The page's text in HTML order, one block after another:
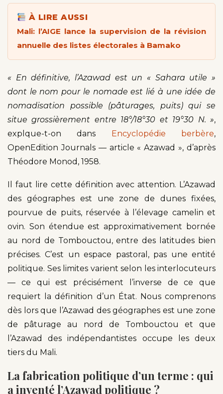
À LIRE AUSSI
Mali: l’AIGE lance la supervision de la révision
annuelle des listes électorales à Bamako
« En définitive, l’Azawad est un « Sahara utile »
dont le nom pour le nomade est lié à une idée de
nomadisation possible (pâturages, puits) qui se
situe grossièrement entre 18°/18°30 et 19°30 N. »,
explque-t-on dans Encyclopédie berbère,
OpenEdition Journals — article « Azawad », d’après
Théodore Monod, 1958.
Il faut lire cette définition avec attention. L’Azawad
des géographes est une zone de dunes fixées,
pourvue de puits, réservée à l’élevage camelin et
ovin. Son étendue est approximativement bornée
au nord de Tombouctou, entre des latitudes bien
précises. C’est un espace pastoral, pas une entité
politique. Ses limites varient selon les interlocuteurs
— ce qui est précisément l’inverse de ce que
requiert la définition d’un État. Nous comprenons
dès lors que l’Azawad des géographes est une zone
de pâturage au nord de Tombouctou et que
l’Azawad des indépendantistes occupe les deux
tiers du Mali.
La fabrication politique d’un terme : qui
a inventé l’Azawad politique ?